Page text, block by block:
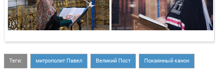
Теги: митрополит Павел Великий Пост Покаянный канон